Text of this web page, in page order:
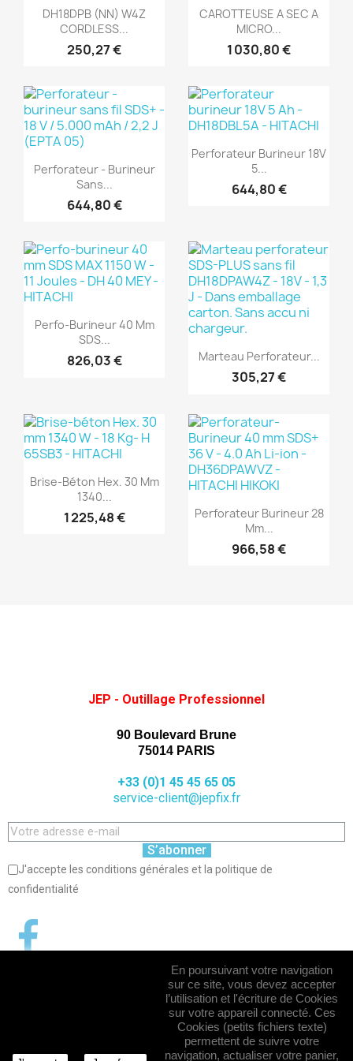
Aperçu rapide
DH18DPB (NN) W4Z
CORDLESS...
250,27 €
Aperçu rapide
CAROTTEUSE A SEC A
MICRO...
1 030,80 €
Aperçu rapide
Perforateur - Burineur
Sans...
644,80 €
Aperçu rapide
Perforateur Burineur 18V
5...
644,80 €
(1)
Aperçu rapide
Perfo-Burineur 40 Mm
SDS...
826,03 € Aperçu rapide
Marteau Perforateur...
305,27 €
 Aperçu rapide
Brise-Béton Hex. 30 Mm
1340...
1 225,48 € Aperçu rapide
Perforateur Burineur 28
Mm...
966,58 €
JEP - Outillage Professionnel
90 Boulevard Brune
75014 PARIS
+33 (0)1 45 45 65 05
service-client@jepfix.fr
S’abonner
J'accepte les conditions générales et la politique de
confidentialité
En poursuivant votre navigation
sur ce site, vous devez accepter
l’utilisation et l'écriture de Cookies
sur votre appareil connecté. Ces
Cookies (petits fichiers texte)
permettent de suivre votre
navigation, actualiser votre panier,